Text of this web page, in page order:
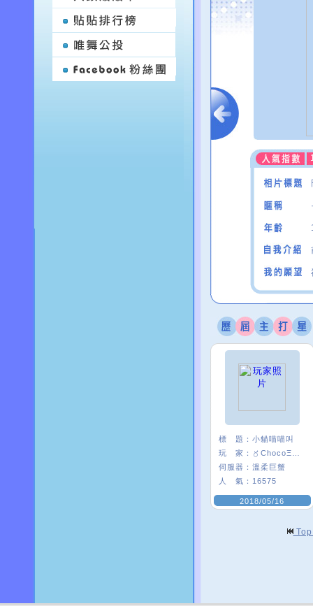
標 題： 小貓喵喵叫
玩 家：
伺服器： 溫柔巨蟹
人 氣： 16575
2018/05/16